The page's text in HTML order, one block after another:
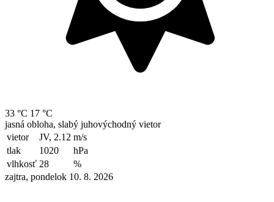
33 °C 17 °C
jasná obloha, slabý juhovýchodný vietor
vietor
JV, 2.12 m/s
tlak
1020
hPa
vlhkosť 28
%
zajtra, pondelok 10. 8. 2026